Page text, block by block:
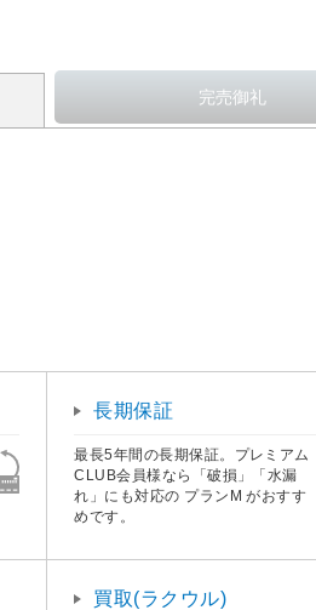
長期保証
最長5年間の長期保証。プレミアム
CLUB会員様なら「破損」「水漏
れ」にも対応の プランM がおすす
めです。
買取(ラクウル)